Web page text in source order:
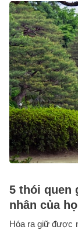
5 thói quen
nhân của
Hóa ra giữ được